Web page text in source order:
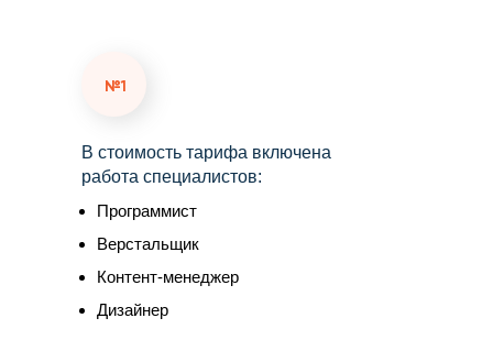
Программист
Верстальщик
Контент-менеджер
Дизайнер
В стоимость тарифа включена
работа специалистов:
№1